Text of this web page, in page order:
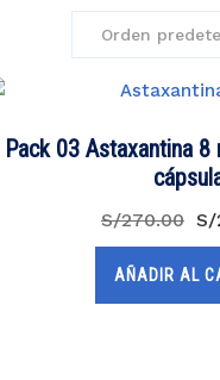
Pack 03 Astaxantina
S/270.00 El
S/
AÑADIR AL